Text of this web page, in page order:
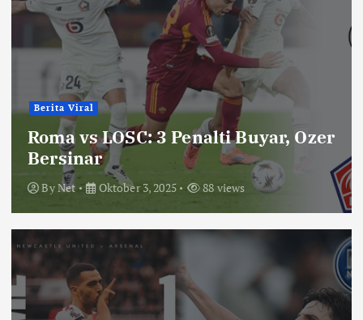
Berita Viral
Roma vs LOSC: 3 Penalti Buyar, Ozer
Bersinar
ByNet Oktober 3, 2025 88 views